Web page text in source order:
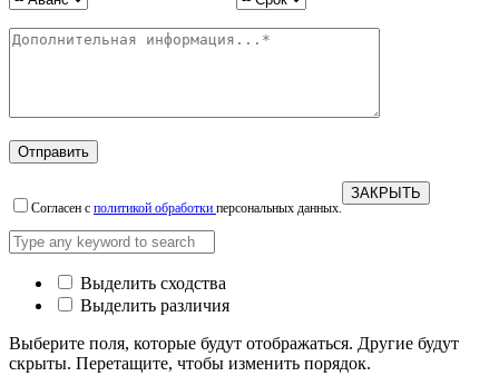
Согласен с политикой обработки персональных данных.
ЗАКРЫТЬ
Выделить сходства
Выделить различия
Выберите поля, которые будут отображаться. Другие будут
скрыты. Перетащите, чтобы изменить порядок.